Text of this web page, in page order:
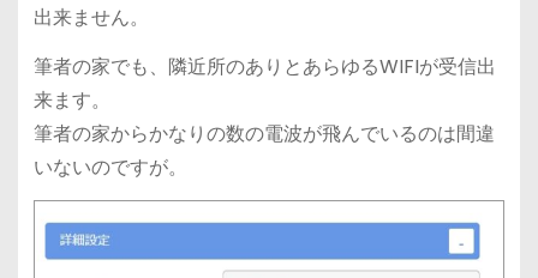
出来ません。
筆者の家でも、隣近所のありとあらゆるWIFIが受信出
来ます。
筆者の家からかなりの数の電波が飛んでいるのは間違
いないのですが。